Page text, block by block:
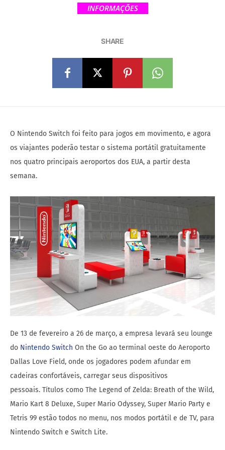
INFORMAÇÕES
SHARE
O Nintendo Switch foi feito para jogos em movimento, e agora
os viajantes poderão testar o sistema portátil gratuitamente
nos quatro principais aeroportos dos EUA, a partir desta
semana.
De 13 de fevereiro a 26 de março, a empresa levará seu lounge
do Nintendo Switch On the Go ao terminal oeste do Aeroporto
Dallas Love Field, onde os jogadores podem afundar em
cadeiras confortáveis, carregar seus dispositivos
pessoais. Títulos como The Legend of Zelda: Breath of the Wild,
Mario Kart 8 Deluxe, Super Mario Odyssey, Super Mario Party e
Tetris 99 estão todos no menu, nos modos portátil e de TV, para
Nintendo Switch e Switch Lite.